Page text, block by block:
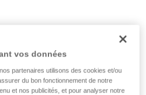
pour bout de longe
ferrata
vos données
partenaires utilisons des cookies et/ou
du bon fonctionnement de notre
et nos publicités, et pour analyser notre